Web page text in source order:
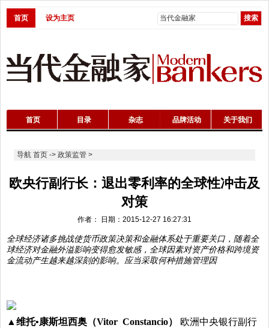
首页 设为主页
首页 目录 杂志 品牌活动 关于我们
导航 首页-> 政策监管>
欧央行副行长：退出零利率的全球性冲击及
对策
作者： 日期：2015-12-27 16:27:31
全球经济诸多挑战使货币政策决策和金融体系处于重要关口，随着全
球经济对金融外溢影响变得愈发敏感，全球因素对资产价格和跨境资
金流动产生越来越深刻的影响。应当采取何种措施管理因
▲ 维托•康斯坦西奥（Vitor Constancio） 欧洲中央银行副行